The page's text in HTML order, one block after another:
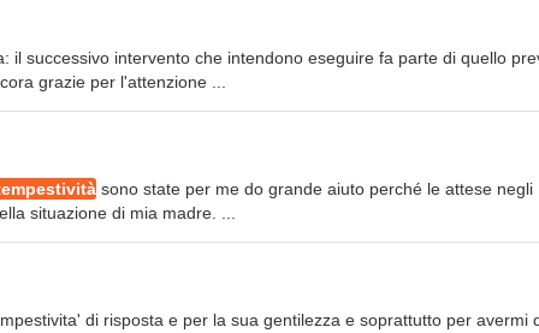
il successivo intervento che intendono eseguire fa parte di quello
grazie per l'attenzione ...
sono state per me do grande aiuto perché le attese negli
situazione di mia madre. ...
di risposta e per la sua gentilezza e soprattutto per avermi